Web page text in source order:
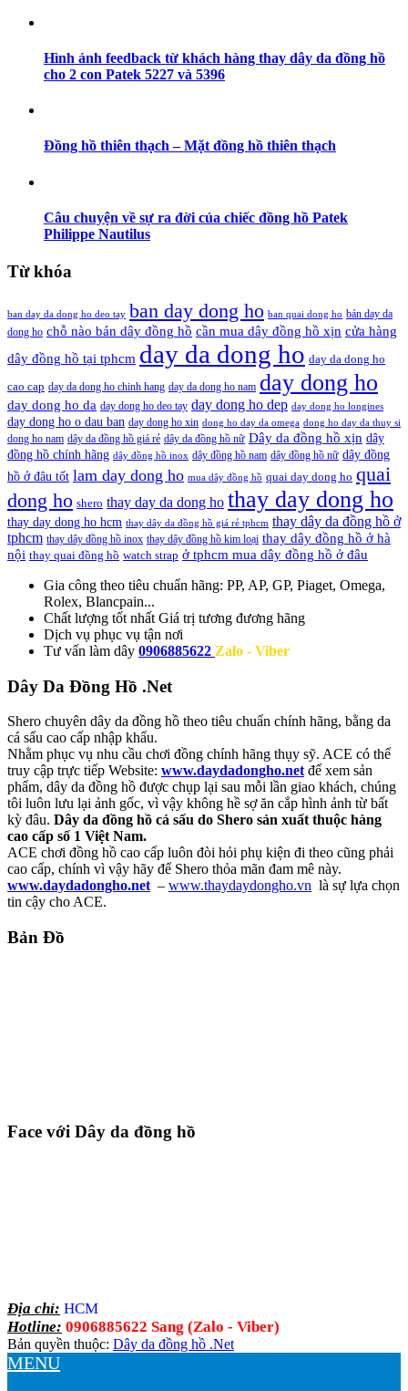
Hình ảnh feedback từ khách hàng thay dây da đồng hồ
cho 2 con Patek 5227 và 5396
Đồng hồ thiên thạch – Mặt đồng hồ thiên thạch
Câu chuyện về sự ra đời của chiếc đồng hồ Patek
Philippe Nautilus
Từ khóa
ban day da dong ho deo tay ban day dong ho ban quai dong ho bán day da
dong ho chỗ nào bán dây đồng hồ cần mua dây đồng hồ xịn cửa hàng
dây đồng hồ tại tphcm day da dong ho day da dong ho
cao cap day da dong ho chinh hang day da dong ho nam day dong ho
day dong ho da day dong ho deo tay day dong ho dep day dong ho longines
day dong ho o dau ban day dong ho xin dong ho day da omega dong ho day da thuy si
dong ho nam dây da đồng hồ giá rẻ dây da đồng hồ nữ Dây da đồng hồ xịn dây
đồng hồ chính hãng dây đồng hồ inox dây đồng hồ nam dây đồng hồ nữ dây đồng
hồ ở đâu tốt lam day dong ho mua dây đồng hồ quai day dong ho quai
dong ho shero thay day da dong ho thay day dong ho
thay day dong ho hcm thay dây da đồng hồ giá rẻ tphcm thay dây da đồng hồ ở
tphcm thay dây đồng hồ inox thay dây đồng hồ kim loại thay dây đồng hồ ở hà
nội thay quai đồng hồ watch strap ở tphcm mua dây đồng hồ ở đâu
Gia công theo tiêu chuẩn hãng: PP, AP, GP, Piaget, Omega,
Rolex, Blancpain...
Chất lượng tốt nhất Giá trị tương đương hãng
Dịch vụ phục vụ tận nơi
Tư vấn làm dây 0906885622 Zalo - Viber
Dây Da Đồng Hồ .Net
Shero chuyên dây da đồng hồ theo tiêu chuẩn chính hãng, bằng da
cá sấu cao cấp nhập khẩu.
Nhằm phục vụ nhu cầu chơi đồng chính hãng thụy sỹ. ACE có thể
truy cập trực tiếp Website: www.daydadongho.net để xem sản
phẩm, dây da đồng hồ được chụp lại sau mỗi lần giao khách, chúng
tôi luôn lưu lại ảnh gốc, vì vậy không hề sợ ăn cắp hình ảnh từ bất
kỳ đâu. Dây da đồng hồ cá sấu do Shero sản xuất thuộc hàng
cao cấp số 1 Việt Nam.
ACE chơi đồng hồ cao cấp luôn đòi hỏi phụ kiện đi theo cũng phải
cao cấp, chính vì vậy hãy để Shero thỏa mãn đam mê này.
www.daydadongho.net – www.thaydaydongho.vn là sự lựa chọn
tin cậy cho ACE.
Bản Đồ
Face với Dây da đồng hồ
Địa chỉ: HCM
Hotline: 0906885622 Sang (Zalo - Viber)
Bản quyền thuộc: Dây da đồng hồ .Net
MENU